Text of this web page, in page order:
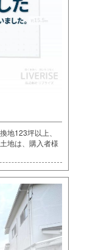
地123坪以上、
地は、購入者様